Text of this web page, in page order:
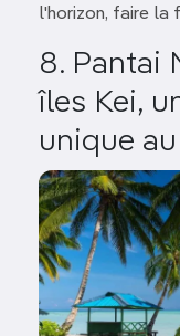
l'horizon, faire la
8. Pantai
îles Kei,
unique
Image